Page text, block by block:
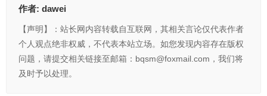
作者: dawei
【声明】：站长网内容转载自互联网，其相关言论仅代表作者
个人观点绝非权威，不代表本站立场。如您发现内容存在版权
问题，请提交相关链接至邮箱：bqsm@foxmail.com，我们将
及时予以处理。